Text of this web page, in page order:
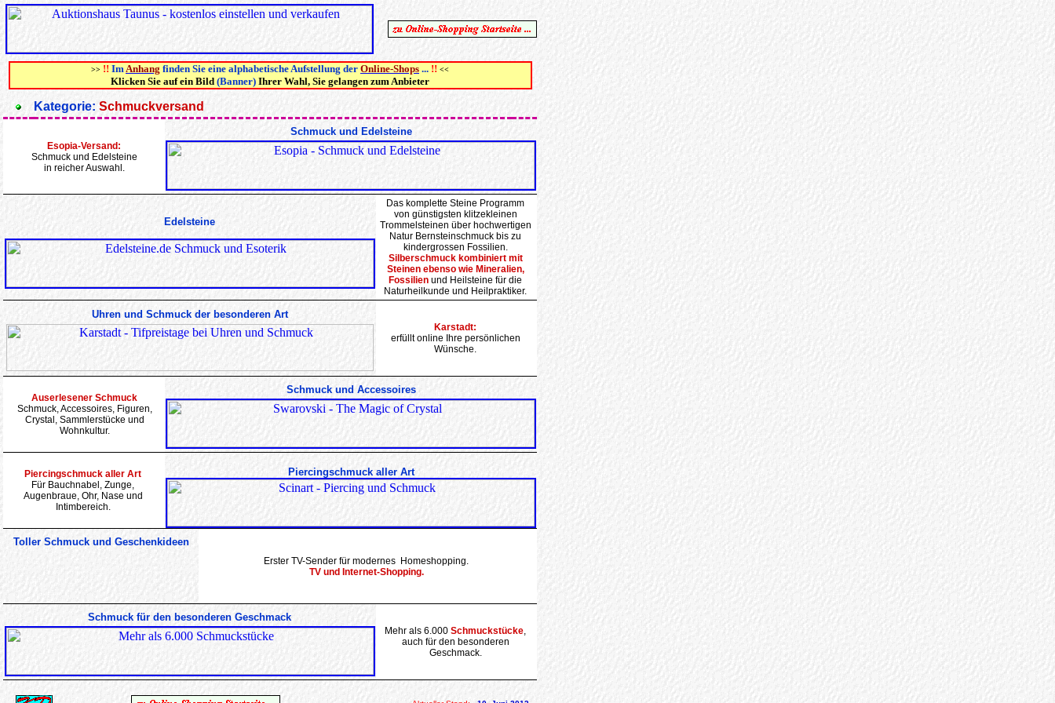
>> !! ImAnhang finden Sie eine alphabetische Aufstellung der Online-Shops ... !! <<
Klicken Sie auf ein Bild (Banner) Ihrer Wahl, Sie gelangen zum Anbieter
Kategorie: Schmuckversand
Esopia-Versand:
Schmuck und Edelsteine
in reicher Auswahl.
Schmuck und Edelsteine
Edelsteine
Das komplette Steine Programm
von günstigsten klitzekleinen
Trommelsteinen über hochwertigen
Natur Bernsteinschmuck bis zu
kindergrossen Fossilien.
Silberschmuck kombiniert mit
Steinen ebenso wie Mineralien,
Fossilien und Heilsteine für die
Naturheilkunde und Heilpraktiker.
Uhren und Schmuck der besonderen Art
Karstadt:
erfüllt online Ihre persönlichen
Wünsche.
Auserlesener Schmuck
Schmuck, Accessoires, Figuren,
Crystal, Sammlerstücke und
Wohnkultur.
Schmuck und Accessoires
Piercingschmuck aller Art
Für Bauchnabel, Zunge,
Augenbraue, Ohr, Nase und
Intimbereich.
Piercingschmuck aller Art
Toller Schmuck und Geschenkideen
Erster TV-Sender für modernes Homeshopping.
TV und Internet-Shopping.
Schmuck für den besonderen Geschmack
Mehr als 6.000Schmuckstücke,
auch für den besonderen
Geschmack.